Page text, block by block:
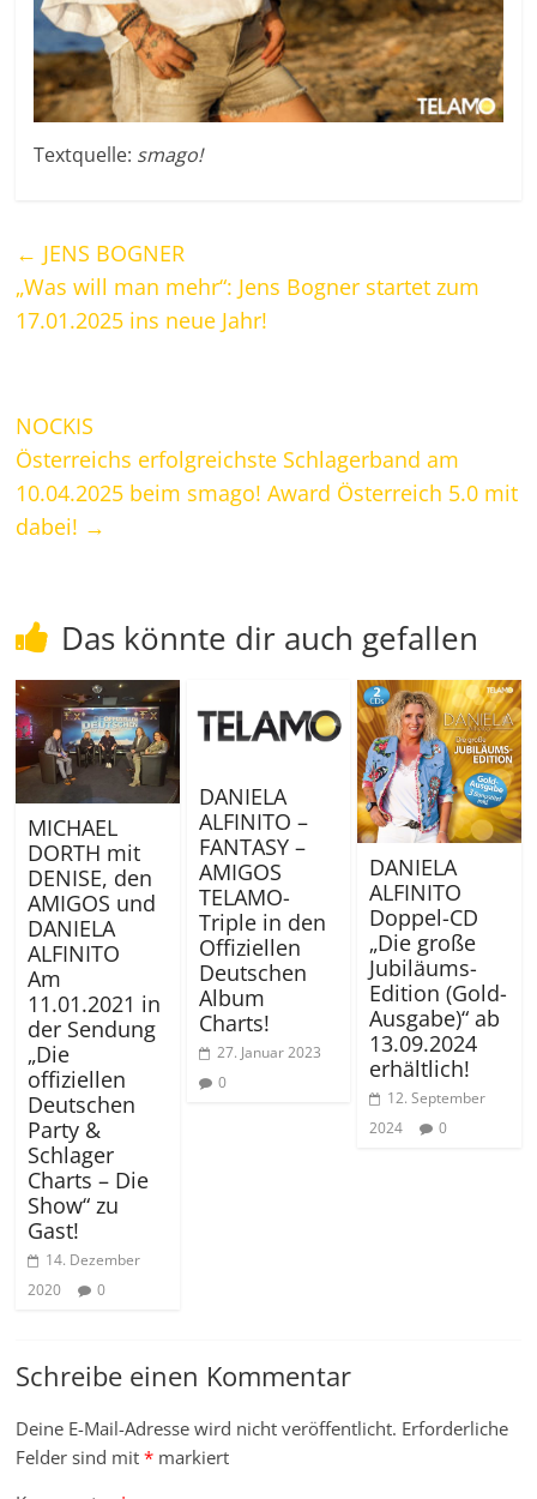
Textquelle: smago!
← JENS BOGNER
„Was will man mehr“: Jens Bogner startet zum
17.01.2025 ins neue Jahr!
NOCKIS
Österreichs erfolgreichste Schlagerband am
10.04.2025 beim smago! Award Österreich 5.0 mit
dabei! →
Das könnte dir auch gefallen
MICHAEL
DORTH mit
DENISE, den
AMIGOS und
DANIELA
ALFINITO
Am
11.01.2021 in
der Sendung
„Die
offiziellen
Deutschen
Party &
Schlager
Charts – Die
Show“ zu
Gast!
14. Dezember
2020
0
DANIELA
ALFINITO –
FANTASY –
AMIGOS
TELAMO-
Triple in den
Offiziellen
Deutschen
Album
Charts!
27. Januar 2023
0
DANIELA
ALFINITO
Doppel-CD
„Die große
Jubiläums-
Edition (Gold-
Ausgabe)“ ab
13.09.2024
erhältlich!
12. September
2024
0
Schreibe einen Kommentar
Deine E-Mail-Adresse wird nicht veröffentlicht. Erforderliche
Felder sind mit* markiert